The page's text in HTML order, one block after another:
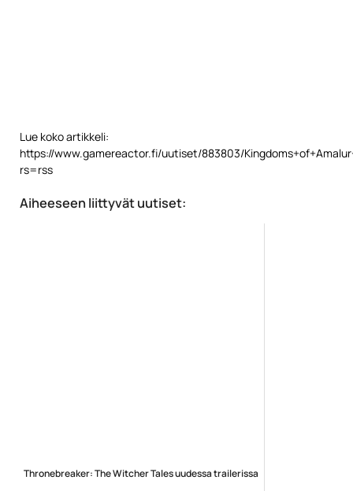
Lue koko artikkeli:
https://www.gamereactor.fi/uutiset/883803/
rs=rss
Aiheeseen liittyvät uutiset:
Thronebreaker: The Witcher Tales uudessa trailerissa